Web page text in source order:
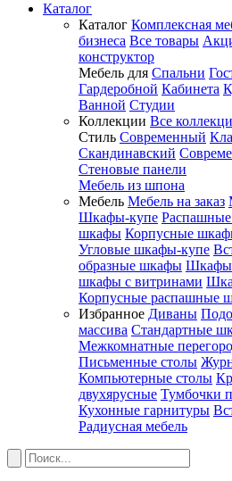
Каталог
Каталог Комплексная
бизнеса Все товары
конструктор
Мебель для Спальни
Гардеробной Кабинета
Ванной Студии
Коллекции Все
Стиль Современный
Скандинавский
Стеновые панели
Мебель из шпона
Мебель Мебель на заказ
Шкафы-купе
шкафы Корпусные
Угловые шкафы-купе
образные шкафы Шкафы
шкафы с витринами
Корпусные распашные
Избранное Диваны
массива Стандартные
Межкомнатные
Письменные столы
Компьютерные столы
двухярусные Тумбочки
Кухонные гарнитуры
Радиусная мебель